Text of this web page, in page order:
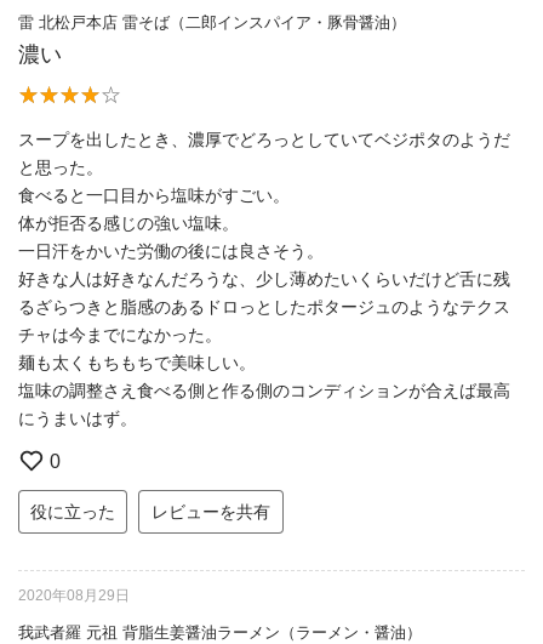
雷 北松戸本店 雷そば（二郎インスパイア・豚骨醤油）
濃い
スープを出したとき、濃厚でどろっとしていてベジポタのようだ
と思った。
食べると一口目から塩味がすごい。
体が拒否る感じの強い塩味。
一日汗をかいた労働の後には良さそう。
好きな人は好きなんだろうな、少し薄めたいくらいだけど舌に残
るざらつきと脂感のあるドロっとしたポタージュのようなテクス
チャは今までになかった。
麺も太くもちもちで美味しい。
塩味の調整さえ食べる側と作る側のコンディションが合えば最高
にうまいはず。
0
役に立った レビューを共有
2020年08月29日
我武者羅 元祖 背脂生姜醤油ラーメン（ラーメン・醤油）